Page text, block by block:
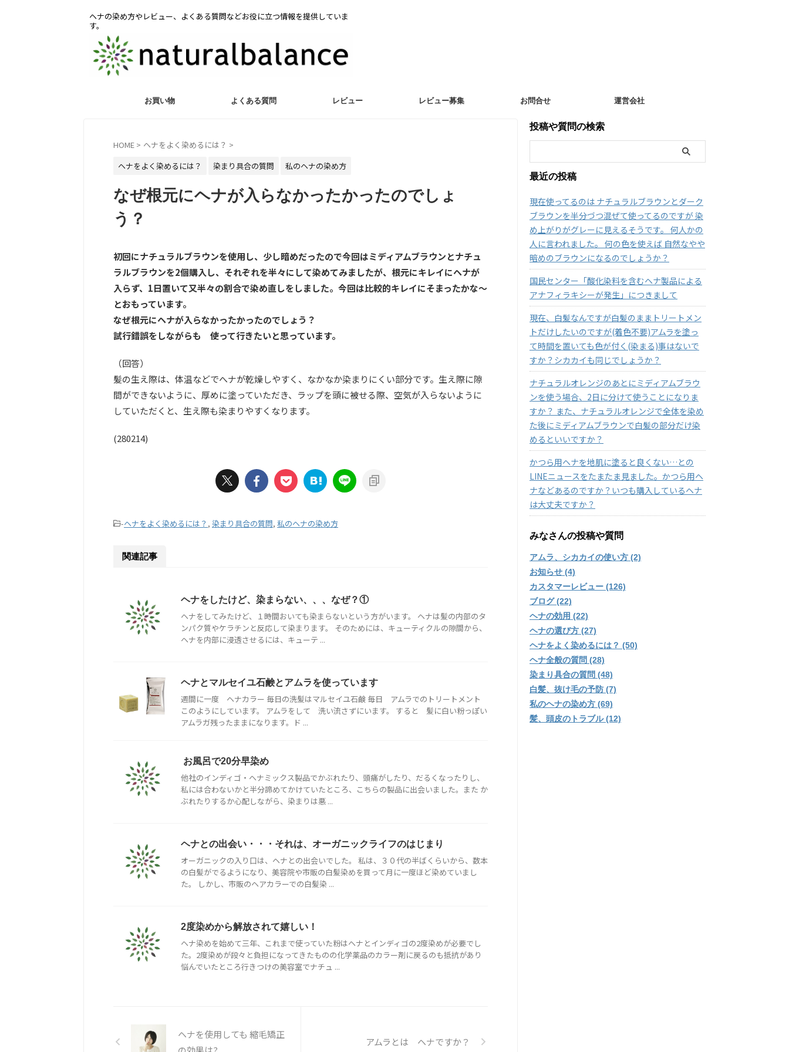
ヘナの染め方やレビュー、よくある質問などお役に立つ情報を提供していま
す。
お買い物 よくある質問 レビュー レビュー募集 お問合せ 運営会社
HOME > ヘナをよく染めるには？ >
ヘナをよく染めるには？
染まり具合の質問 私のヘナの染め方
なぜ根元にヘナが入らなかったかったのでしょ
う？
初回にナチュラルブラウンを使用し、少し暗めだったので今回はミディアムブラウンとナチュ
ラルブラウンを2個購入し、それぞれを半々にして染めてみましたが、根元にキレイにヘナが
入らず、1日置いて又半々の割合で染め直しをしました。今回は比較的キレイにそまったかな～
とおもっています。
なぜ根元にヘナが入らなかったかったのでしょう？
試行錯誤をしながらも 使って行きたいと思っています。
（回答）
髪の生え際は、体温などでへナが乾燥しやすく、なかなか染まりにくい部分です。生え際に隙
間ができないように、厚めに塗っていただき、ラップを頭に被せる際、空気が入らないように
していただくと、生え際も染まりやすくなります。
(280214)
-ヘナをよく染めるには？ , 染まり具合の質問, 私のヘナの染め方
関連記事
ヘナをしたけど、染まらない、、、なぜ？①
ヘナをしてみたけど、１時間おいても染まらないという方がいます。 ヘナは髪の内部のタ
ンパク質やケラチンと反応して染まります。 そのためには、キューティクルの隙間から、
ヘナを内部に浸透させるには、キューテ ...
ヘナとマルセイユ石鹸とアムラを使っています
週間に一度 ヘナカラー 毎日の洗髪はマルセイユ石鹸 毎日 アムラでのトリートメント
このようにしています。 アムラをして 洗い流さずにいます。 すると 髪に白い粉っぽい
アムラガ残ったままになります。ド ...
お風呂で20分早染め
他社のインディゴ・ヘナミックス製品でかぶれたり、頭痛がしたり、だるくなったりし、
私には合わないかと半分諦めてかけていたところ、こちらの製品に出会いました。また か
ぶれたりするか心配しながら、染まりは悪 ...
ヘナとの出会い・・・それは、オーガニックライフのはじまり
オーガニックの入り口は、ヘナとの出会いでした。 私は、３０代の半ばくらいから、数本
の白髪がでるようになり、美容院や市販の白髪染めを買って月に一度ほど染めていまし
た。 しかし、市販のヘアカラーでの白髪染 ...
2度染めから解放されて嬉しい！
ヘナ染めを始めて三年、これまで使っていた粉はヘナとインディゴの2度染めが必要でし
た。2度染めが段々と負担になってきたものの化学薬品のカラー剤に戻るのも抵抗があり
悩んでいたところ行きつけの美容室でナチュ ...
ヘナを使用しても 縮毛矯正
アムラとは ヘナですか？
投稿や質問の検索
最近の投稿
現在使ってるのは ナチュラルブラウンとダーク
ブラウンを半分づつ混ぜて使ってるのですが 染
め上がりがグレーに見えるそうです。 何人かの
人に言われました。 何の色を使えば 自然なやや
暗めのブラウンになるのでしょうか？
国民センター「酸化染料を含むヘナ製品による
アナフィラキシーが発生」につきまして
現在、白髪なんですが白髪のままトリートメン
トだけしたいのですが(着色不要)アムラを塗っ
て時間を置いても色が付く(染まる)事はないで
すか？シカカイも同じでしょうか？
ナチュラルオレンジのあとにミディアムブラウ
ンを使う場合、2日に分けて使うことになりま
すか？ また、ナチュラルオレンジで全体を染め
た後にミディアムブラウンで白髪の部分だけ染
めるといいですか？
かつら用ヘナを地肌に塗ると良くない…との
LINEニュースをたまたま見ました。かつら用ヘ
ナなどあるのですか？いつも購入しているヘナ
は大丈夫ですか？
みなさんの投稿や質問
アムラ、シカカイの使い方 (2)
お知らせ (4)
カスタマーレビュー (126)
ブログ (22)
ヘナの効用 (22)
ヘナの選び方 (27)
ヘナをよく染めるには？ (50)
ヘナ全般の質問 (28)
染まり具合の質問 (48)
白髪、抜け毛の予防 (7)
私のヘナの染め方 (69)
髪、頭皮のトラブル (12)